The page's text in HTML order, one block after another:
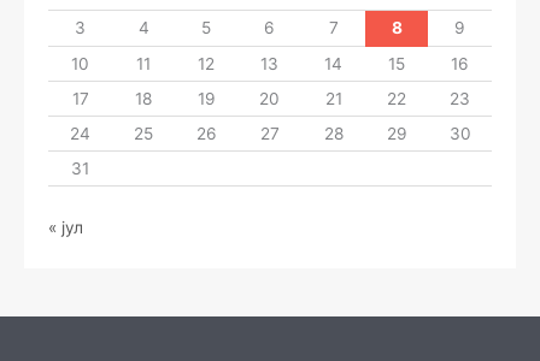
3
4 5 6 7 8
9
10
11 12 13 14 15
16
17
18 19 20 21 22
23
24
25 26 27 28 29
30
31
« јул